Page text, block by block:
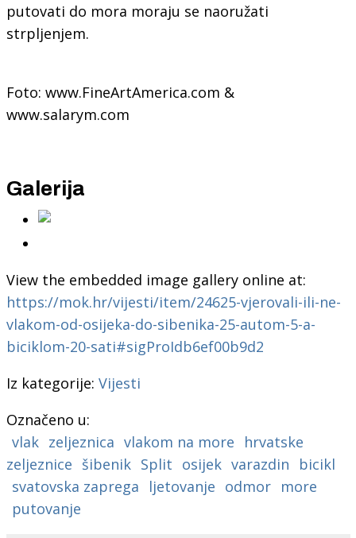
putovati do mora moraju se naoružati
strpljenjem.
Foto: www.FineArtAmerica.com &
www.salarym.com
Galerija
View the embedded image gallery online at:
https://mok.hr/vijesti/item/24625-vjerovali-ili-ne-
vlakom-od-osijeka-do-sibenika-25-autom-5-a-
biciklom-20-sati#sigProIdb6ef00b9d2
Iz kategorije: Vijesti
Označeno u:
vlak zeljeznica vlakom na more
hrvatske
zeljeznice šibenik Split osijek varazdin
bicikl
svatovska zaprega
ljetovanje odmor more
putovanje